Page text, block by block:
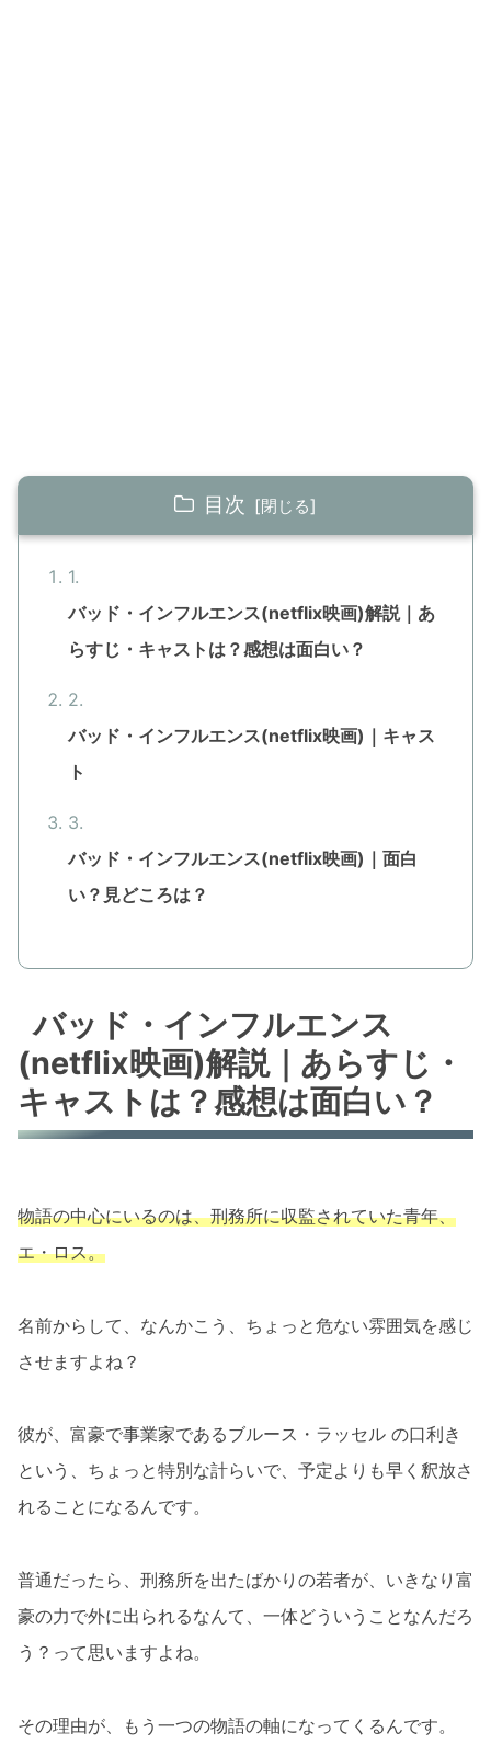
目次
バッド・インフルエンス(netflix映画)解説｜あ
らすじ・キャストは？感想は面白い？
バッド・インフルエンス(netflix映画)｜キャス
ト
バッド・インフルエンス(netflix映画)｜面白
い？見どころは？
バッド・インフルエンス
(netflix映画)解説｜あらすじ・
キャストは？感想は面白い？
物語の中心にいるのは、刑務所に収監されていた青年、
エ・ロス。
名前からして、なんかこう、ちょっと危ない雰囲気を感じ
させますよね？
彼が、富豪で事業家であるブルース・ラッセル の口利き
という、ちょっと特別な計らいで、予定よりも早く釈放さ
れることになるんです。
普通だったら、刑務所を出たばかりの若者が、いきなり富
豪の力で外に出られるなんて、一体どういうことなんだろ
う？って思いますよね。
その理由が、もう一つの物語の軸になってくるんです。